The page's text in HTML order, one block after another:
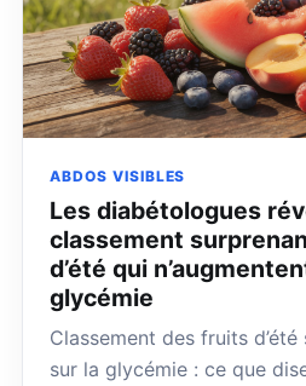
ABDOS VISIBLES
Les diabétologues
classement
d’été qui
glycémie
Classement des fruits
sur la glycémie : ce que